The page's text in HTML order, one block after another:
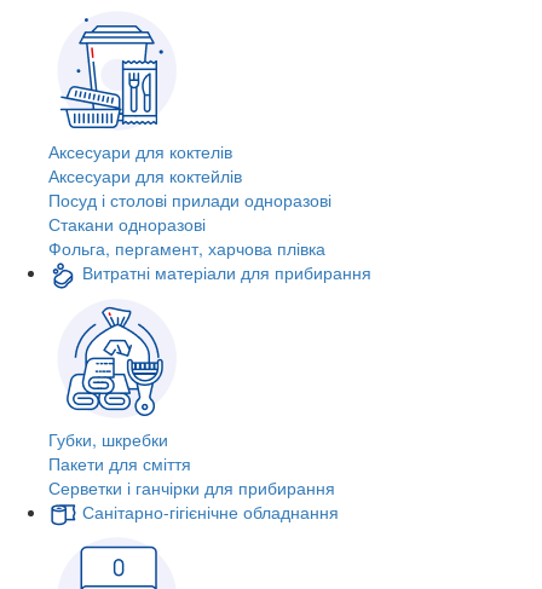
Аксесуари для коктелів
Аксесуари для коктейлів
Посуд і столові прилади одноразові
Стакани одноразові
Фольга, пергамент, харчова плівка
Витратні матеріали для прибирання
Губки, шкребки
Пакети для сміття
Серветки і ганчірки для прибирання
Санітарно-гігієнічне обладнання